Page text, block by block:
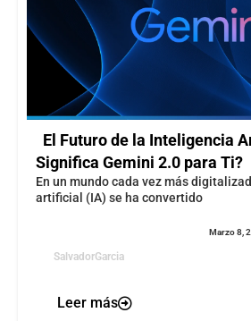
El Futuro de la Inteligencia
Significa Gemini 2.0 para Ti?
En un mundo cada vez más
artificial (IA) se ha convertido
SalvadorGarcia
Marzo 8,
Leer más